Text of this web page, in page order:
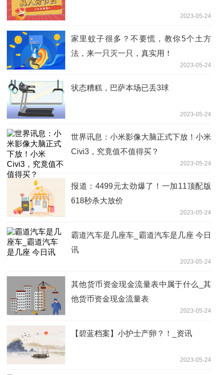
2023-05-24
家里蚊子很多？不要慌，教你5个土方
法，来一只灭一只，真实用！
2023-05-24
状态糟糕，巴萨本场已丢3球
2023-05-24
世界讯息：小米影像大脑正式下放！小米
Civi3，究竟值不值得买？
2023-05-24
报道：4499元太劲爆了！一加11顶配版
618秒杀大放价
2023-05-24
霸道汽车是几座车_霸道汽车是几座 今日
讯
2023-05-24
其他货币资金现金流量表中属于什么_其
他货币资金现金流量表
2023-05-24
【碧蓝档案】小护士产卵？！_资讯
2023-05-24